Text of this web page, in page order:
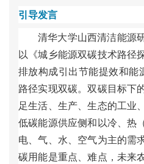
引导发言
清华大学山西清洁能源
以 《城乡能源双碳技术路径
排放构成引出节能提效和能
路径实现双碳。双碳目标下
足生活、 生产、生态的工业
低碳能源供应侧和以冷、热
电、气、 水、 空气为主的需
碳用能是重点、难点 ， 未来